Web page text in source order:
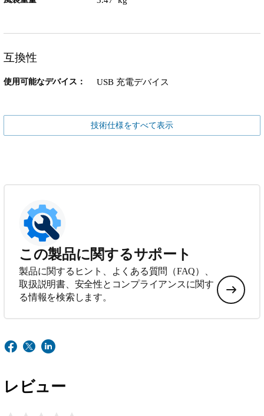
互換性
使用可能なデバイス： USB 充電デバイス
技術仕様をすべて表示
この製品に関するサポート
製品に関するヒント、よくある質問（FAQ）、
取扱説明書、安全性とコンプライアンスに関す
る情報を検索します。
レビュー